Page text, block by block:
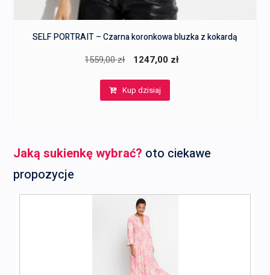
SELF PORTRAIT – Czarna koronkowa bluzka z kokardą
1559,00zł
Pierwotna
wynosiła:
1247,00 zł
Kup dzisiaj
Jaką sukienkę wybrać? oto ciekawe
propozycje